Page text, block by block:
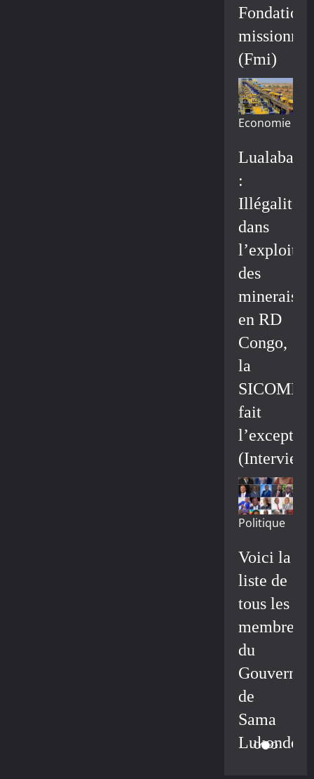
Fondation
(Fmi)
Economie
Lualaba
:
Illégalité
dans
des
minerais
en RD
Congo,
la
fait
(Interview)
Politique
Voici la
liste de
tous les
membres
du
de
Sama
Lukonde